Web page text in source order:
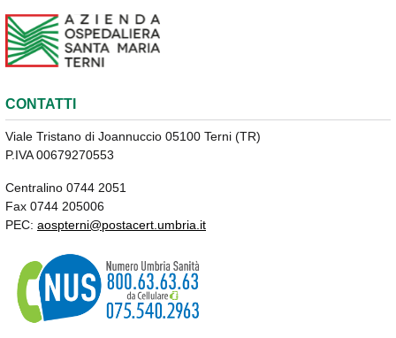
CONTATTI
Viale Tristano di Joannuccio 05100 Terni (TR)
P.IVA 00679270553
Centralino 0744 2051
Fax 0744 205006
PEC: aospterni@postacert.umbria.it